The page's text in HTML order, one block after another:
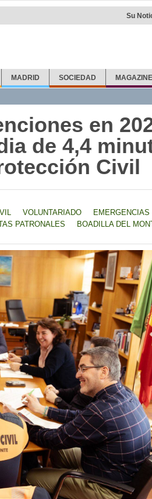
Su
MADRID SOCIEDAD MAGAZINE
en
de 4,4
Civil
VOLUNTARIADO
EMERGENCIAS
PATRONALES
BOADILLA DEL